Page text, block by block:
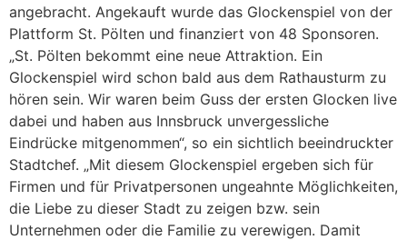
angebracht. Angekauft wurde das Glockenspiel von der
Plattform St. Pölten und finanziert von 48 Sponsoren.
„St. Pölten bekommt eine neue Attraktion. Ein
Glockenspiel wird schon bald aus dem Rathausturm zu
hören sein. Wir waren beim Guss der ersten Glocken live
dabei und haben aus Innsbruck unvergessliche
Eindrücke mitgenommen“, so ein sichtlich beeindruckter
Stadtchef. „Mit diesem Glockenspiel ergeben sich für
Firmen und für Privatpersonen ungeahnte Möglichkeiten,
die Liebe zu dieser Stadt zu zeigen bzw. sein
Unternehmen oder die Familie zu verewigen. Damit